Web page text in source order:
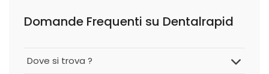
Domande Frequenti su Dentalrapid
Dove si trova ?